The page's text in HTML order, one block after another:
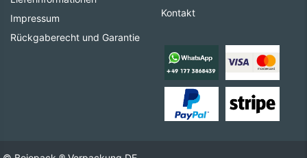
Impressum
Rückgaberecht und Garantie
Kontakt